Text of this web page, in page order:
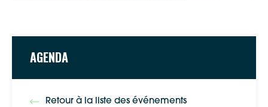
AGENDA
Retour à la liste des événements